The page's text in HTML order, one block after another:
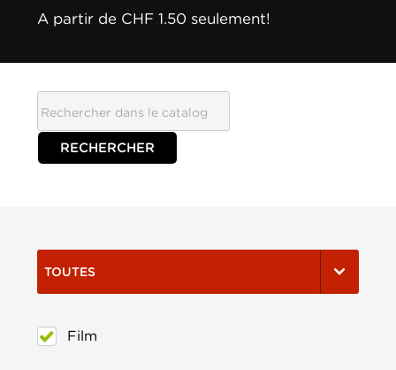
A partir de CHF 1.50 seulement!
TOUTES
Film